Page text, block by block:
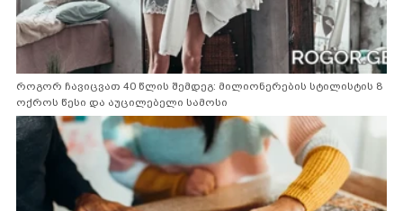
როგორ ჩავიცვათ 40 წლის შემდეგ: მილიონერების სტილისტის 8
ოქროს წესი და აუცილებელი სამოსი